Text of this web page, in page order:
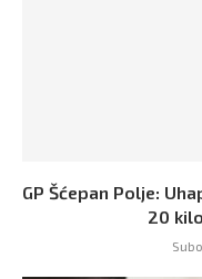
GP Šćepan Polje:
20